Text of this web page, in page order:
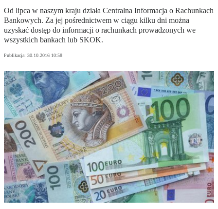
Od lipca w naszym kraju działa Centralna Informacja o Rachunkach
Bankowych. Za jej pośrednictwem w ciągu kilku dni można
uzyskać dostęp do informacji o rachunkach prowadzonych we
wszystkich bankach lub SKOK.
Publikacja: 30.10.2016 10:58